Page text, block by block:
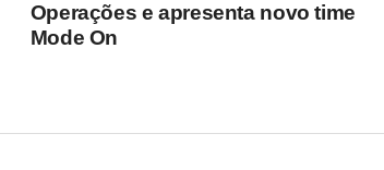
Operações e apresenta novo time
Mode On